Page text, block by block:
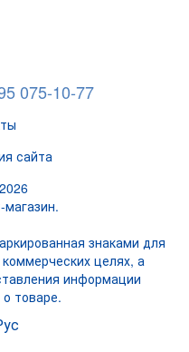
075-10-77
сайта
знаками для
целях, а
информации
товаре.